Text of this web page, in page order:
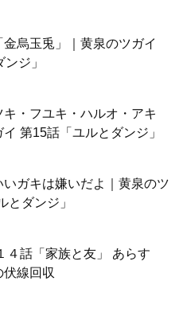
烏玉兎」｜黄泉のツガイ
ジ」
・フユキ・ハルオ・アキ
第15話「ユルとダンジ」
ガキは嫌いだよ｜黄泉のツ
とダンジ」
４話「家族と友」 あらす
伏線回収